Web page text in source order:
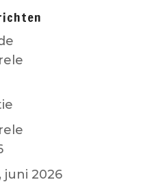
juni 2026